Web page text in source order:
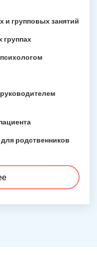
и групповых занятий
группах
родственников